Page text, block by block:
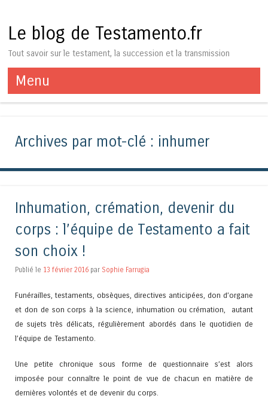
Le blog de Testamento.fr
Tout savoir sur le testament, la succession et la transmission
Menu
Aller au contenu
Archives par mot-clé : inhumer
Inhumation, crémation, devenir du
corps : l’équipe de Testamento a fait
son choix !
Publié le 13 février 2016 par Sophie Farrugia
Funérailles, testaments, obsèques, directives anticipées, don d’organe
et don de son corps à la science, inhumation ou crémation, autant
de sujets très délicats, régulièrement abordés dans le quotidien de
l’équipe de Testamento.
Une petite chronique sous forme de questionnaire s’est alors
imposée pour connaître le point de vue de chacun en matière de
dernières volontés et de devenir du corps.